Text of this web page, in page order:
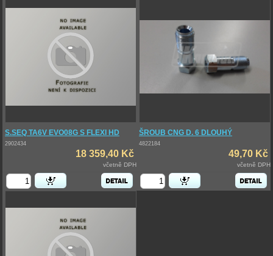
S.SEQ TA6V EVO08G S FLEXI HD
2902434
18 359,40 Kč
včetně DPH
ŠROUB CNG D. 6 DLOUHÝ
4822184
49,70 Kč
včetně DPH